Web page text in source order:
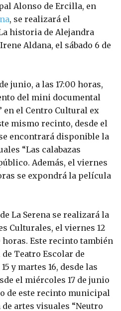
Alonso de Ercilla, en
, se realizará el
historia de Alejandra
Aldana, el sábado 6 de
junio, a las 17:00 horas,
del mini documental
en el Centro Cultural ex
mismo recinto, desde el
encontrará disponible la
“Las calabazas
Además, el viernes
se expondrá la película
La Serena se realizará la
Culturales, el viernes 12
horas. Este recinto también
Teatro Escolar de
y martes 16, desde las
el miércoles 17 de junio
de este recinto municipal
artes visuales “Neutro